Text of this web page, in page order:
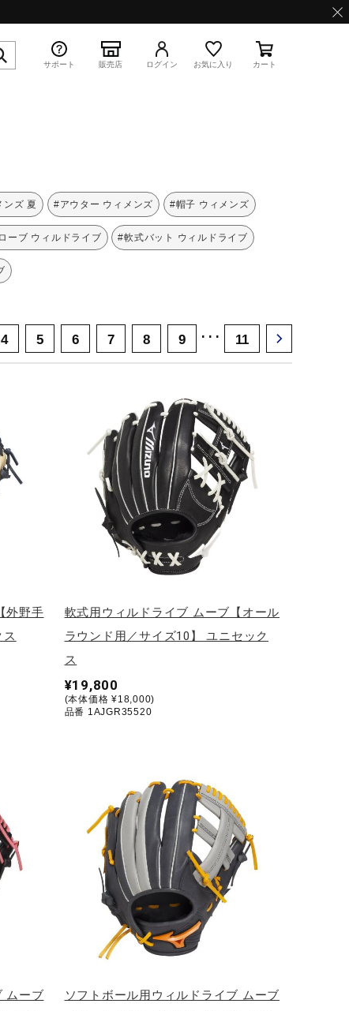
サポート 販売店 ログイン お気に入り カート
ンズ 夏 #アウター ウィメンズ #帽子 ウィメンズ
ーブ ウィルドライブ #軟式バット ウィルドライブ
4 5 6 7 8 9 ･･･ 11
外野手
軟式用ウィルドライブ ムーブ【オール
ラウンド用／サイズ10】 ユニセック
ス
¥19,800
(本体価格 ¥18,000)
品番 1AJGR35520
ムーブ
ソフトボール用ウィルドライブ ムーブ